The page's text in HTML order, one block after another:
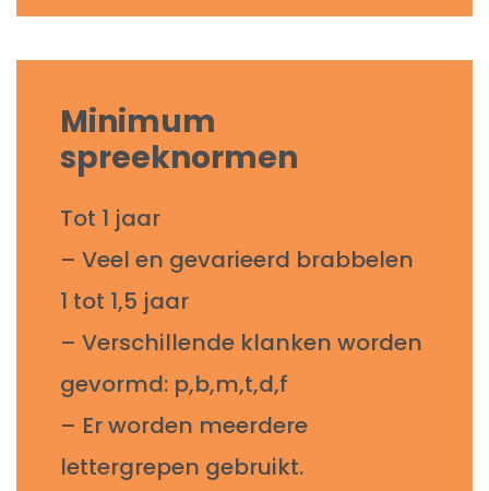
Minimum
spreeknormen
Tot 1 jaar
– Veel en gevarieerd brabbelen
1 tot 1,5 jaar
– Verschillende klanken worden
gevormd: p,b,m,t,d,f
– Er worden meerdere
lettergrepen gebruikt.